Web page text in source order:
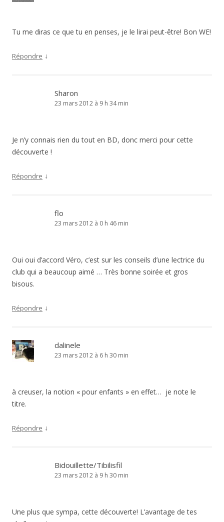
Tu me diras ce que tu en penses, je le lirai peut-être! Bon WE!
Répondre ↓
Sharon
23 mars 2012 à 9 h 34 min
Je n’y connais rien du tout en BD, donc merci pour cette
découverte !
Répondre ↓
flo
23 mars 2012 à 0 h 46 min
Oui oui d’accord Véro, c’est sur les conseils d’une lectrice du
club qui a beaucoup aimé … Très bonne soirée et gros
bisous.
Répondre ↓
dalinele
23 mars 2012 à 6 h 30 min
à creuser, la notion « pour enfants » en effet… je note le
titre.
Répondre ↓
Bidouillette/Tibilisfil
23 mars 2012 à 9 h 30 min
Une plus que sympa, cette découverte! L’avantage de tes